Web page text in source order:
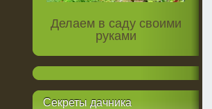
Делаем в саду своими
руками
Секреты дачника